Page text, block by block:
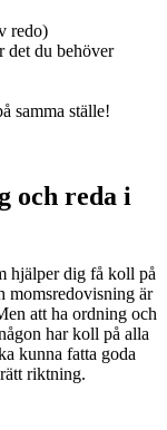
redo)
det du behöver
samma ställe!
och reda i
hjälper dig få koll på
momsredovisning är
att ha ordning och
har koll på alla
kunna fatta goda
riktning.